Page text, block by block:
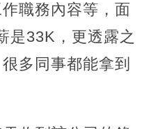
職務內容等，面
是33K，更透露之
多同事都能拿到